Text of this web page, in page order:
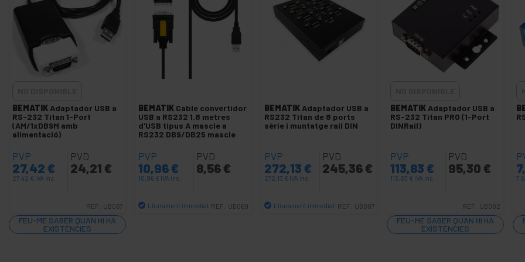
Targeta sèrie i paral·lel PCI
cable BCC
+
Cable i adaptador MIDI
Cables USB i accessoris USB
+
Cables i accessoris per a telèfon
+
Components de xarxa ethernet
+
Connectors modulars de 80x80mm
+
Commutador teclat ratolí i video
+
GSM GPRS 3G UMTS HSDPA GPS
+
Xarxa inalàmbrica
+
BEMATIK Adaptador USB a
RS-232 Titan 1-Port
(AM/1xDB9M amb
alimentació)
PVP
27,42 €
27,42 € IVA inc.
PVD
24,21 €
REF: UB067
FEU-ME SABER QUAN HI HA
EXISTÈNCIES
BEMATIK Cable convertidor
USB a RS232 1.8 metres
d'USB tipus A mascle a
RS232 DB9/DB25 mascle
PVP
10,96€
10,96 € IVA inc.
PVD
8,56 €
Lliurament immediat REF: UB069
BEMATIK Adaptador USB a
RS232 Titan de 8 ports
sèrie i muntatge rail DIN
PVP
272,13 €
272,13 € IVA inc.
PVD
245,36 €
Lliurament immediat REF: UB087
BEMATIK Adaptador USB a
RS-232 Titan PRO (1-Port
DINRail)
PVP
113,83 €
113,83 € IVA inc.
PVD
95,30 €
REF: UB082
FEU-ME SABER QUAN HI HA
EXISTÈNCIES
7,63